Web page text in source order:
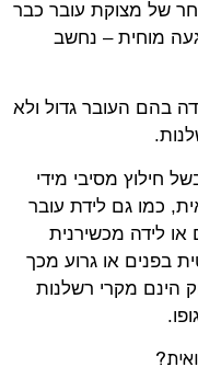
של מצוקת עובר כבר
מוחית – נחשב
בהם העובר גדול ולא
חילוץ מסיבי מידי
כמו גם לידת עובר
לידה מכשירנית
בפנים או גרוע מכך
הינם מקרי רשלנות